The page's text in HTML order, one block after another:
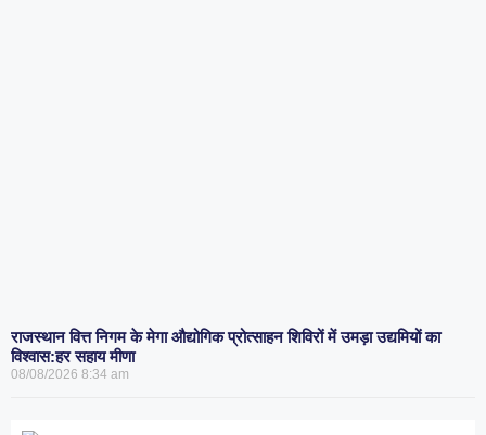
राजस्थान वित्त निगम के मेगा औद्योगिक प्रोत्साहन शिविरों में उमड़ा उद्यमियों का
विश्वास:हर सहाय मीणा
08/08/2026 8:34 am